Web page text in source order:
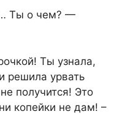
Ты о чем? —
Ты узнала,
решила урвать
получится! Это
копейки не дам! –